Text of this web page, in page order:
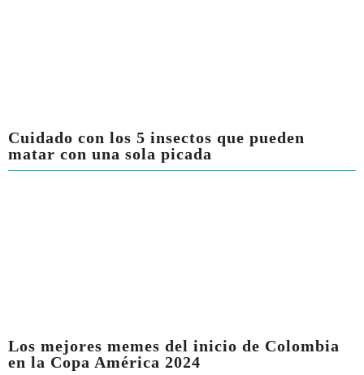
Cuidado con los 5 insectos que pueden
matar con una sola picada
Los mejores memes del inicio de Colombia
en la Copa América 2024